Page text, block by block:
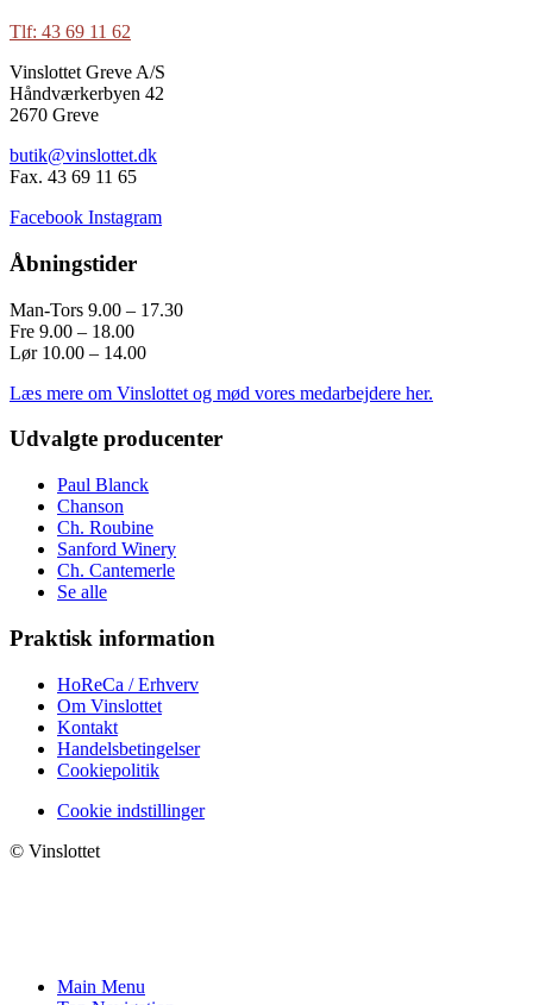
Tlf: 43 69 11 62
Vinslottet Greve A/S
Håndværkerbyen 42
2670 Greve
butik@vinslottet.dk
Fax. 43 69 11 65
Facebook Instagram
Åbningstider
Man-Tors 9.00 – 17.30
Fre 9.00 – 18.00
Lør 10.00 – 14.00
Læs mere om Vinslottet og mød vores medarbejdere her.
Udvalgte producenter
Paul Blanck
Chanson
Ch. Roubine
Sanford Winery
Ch. Cantemerle
Se alle
Praktisk information
HoReCa / Erhverv
Om Vinslottet
Kontakt
Handelsbetingelser
Cookiepolitik
Cookie indstillinger
© Vinslottet
Main Menu